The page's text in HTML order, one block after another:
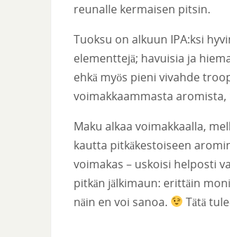
reunalle kermaisen pitsin.
Tuoksu on alkuun IPA:ksi
elementtejä; havuisia ja
ehkä myös pieni vivahde
voimakkaammasta
Maku alkaa voimakkaalla,
kautta pitkäkestoiseen
voimakas – uskoisi helposti
pitkän jälkimaun: erittäin
näin en voi sanoa.
Tätä